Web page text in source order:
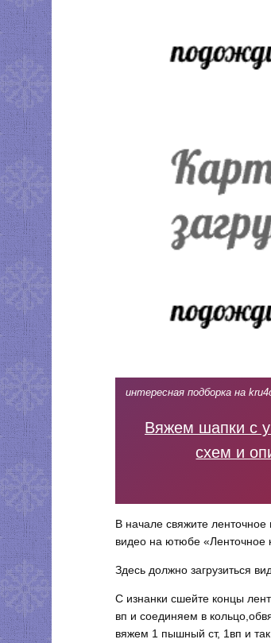
интересная подборка на
Вяжем шапки с
схем и
В начале свяжите
видео на ютюбе «Ленточное
Здесь должно загрузиться
С изнанки сшейте концы
вп и соединяем в
вяжем 1 пышный ст, 1вп и